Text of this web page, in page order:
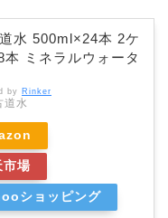
水 500ml×24本 2ケ
本 ミネラルウォータ
by Rinker
道水
市場
ショッピング